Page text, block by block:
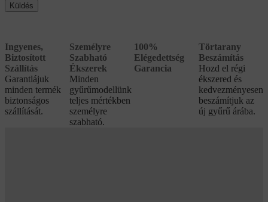
Küldés
Ingyenes,
Biztosított
Szállítás
Garantlájuk
minden termék
biztonságos
szállítását.
Személyre
Szabható
Ékszerek
Minden
gyűrűmodellünk
teljes mértékben
személyre
szabható.
100%
Elégedettség
Garancia
Törtarany
Beszámítás
Hozd el régi
ékszered és
kedvezményesen
beszámítjuk az
új gyűrű árába.